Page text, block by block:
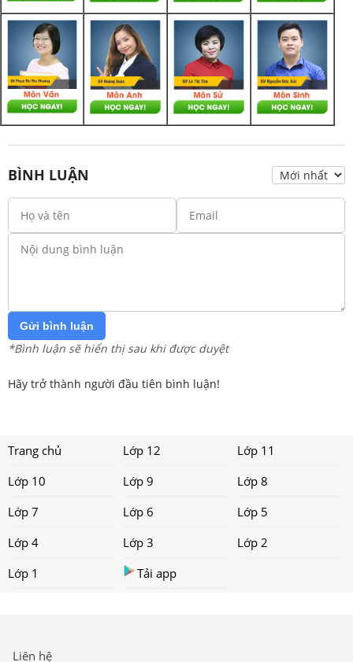
BÌNH LUẬN
Gửi bình luận
*Bình luận sẽ hiển thị sau khi được duyệt
Hãy trở thành người đầu tiên bình luận!
Trang chủ Lớp 12
Lớp 11
Lớp 10
Lớp 9
Lớp 8
Lớp 7
Lớp 6
Lớp 5
Lớp 4
Lớp 3
Lớp 2
Lớp 1
Tải app
Liên hệ